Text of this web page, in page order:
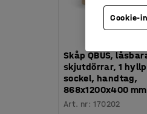
Skåp QBUS,
skjutdörrar, 1
sockel, handtag,
868x1200x400
Art. nr:170202
Cookie-